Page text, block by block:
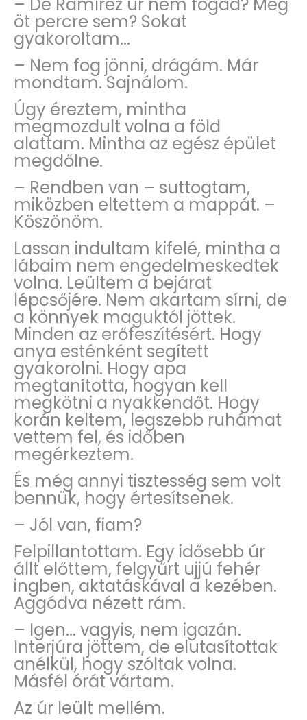
öt percre sem? Sokat
gyakoroltam...
– Nem fog jönni, drágám. Már
mondtam. Sajnálom.
Úgy éreztem, mintha
megmozdult volna a föld
alattam. Mintha az egész épület
megdőlne.
– Rendben van – suttogtam,
miközben eltettem a mappát. –
Köszönöm.
Lassan indultam kifelé, mintha a
lábaim nem engedelmeskedtek
volna. Leültem a bejárat
lépcsőjére. Nem akartam sírni, de
a könnyek maguktól jöttek.
Minden az erőfeszítésért. Hogy
anya esténként segített
gyakorolni. Hogy apa
megtanította, hogyan kell
megkötni a nyakkendőt. Hogy
korán keltem, legszebb ruhámat
vettem fel, és időben
megérkeztem.
És még annyi tisztesség sem volt
bennük, hogy értesítsenek.
– Jól van, fiam?
Felpillantottam. Egy idősebb úr
állt előttem, felgyűrt ujjú fehér
ingben, aktatáskával a kezében.
Aggódva nézett rám.
– Igen... vagyis, nem igazán.
Interjúra jöttem, de elutasítottak
anélkül, hogy szóltak volna.
Másfél órát vártam.
Az úr leült mellém.